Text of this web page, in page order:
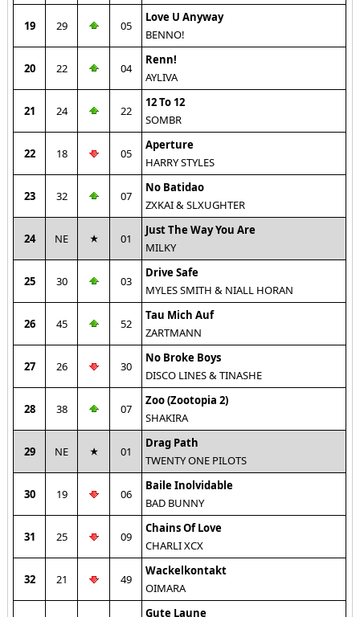
19 29 05
Love U Anyway
BENNO!
20 22 04
Renn!
AYLIVA
21 24 22
12 To 12
SOMBR
22 18 05
Aperture
HARRY STYLES
23 32 07
No Batidao
ZXKAI & SLXUGHTER
24 NE 01
Just The Way You Are
MILKY
25 30 03
Drive Safe
MYLES SMITH & NIALL HORAN
26 45 52
Tau Mich Auf
ZARTMANN
27 26 30
No Broke Boys
DISCO LINES & TINASHE
28 38 07
Zoo (Zootopia 2)
SHAKIRA
29 NE 01
Drag Path
TWENTY ONE PILOTS
30 19 06
Baile Inolvidable
BAD BUNNY
31 25 09
Chains Of Love
CHARLI XCX
32 21 49
Wackelkontakt
OIMARA
Gute Laune